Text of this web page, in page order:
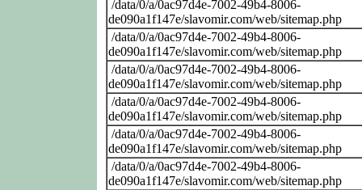
/data/0/a/0ac97d4e-7002-49b4-8006-
de090a1f147e/slavomir.com/web/sitemap.php
/data/0/a/0ac97d4e-7002-49b4-8006-
de090a1f147e/slavomir.com/web/sitemap.php
/data/0/a/0ac97d4e-7002-49b4-8006-
de090a1f147e/slavomir.com/web/sitemap.php
/data/0/a/0ac97d4e-7002-49b4-8006-
de090a1f147e/slavomir.com/web/sitemap.php
/data/0/a/0ac97d4e-7002-49b4-8006-
de090a1f147e/slavomir.com/web/sitemap.php
/data/0/a/0ac97d4e-7002-49b4-8006-
de090a1f147e/slavomir.com/web/sitemap.php